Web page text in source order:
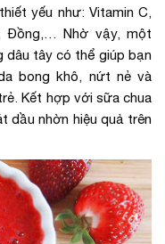
yếu như: Vitamin C,
Đồng,… Nhờ vậy, một
dâu tây có thể giúp bạn
bong khô, nứt nẻ và
Kết hợp với sữa chua
dầu nhờn hiệu quả trên